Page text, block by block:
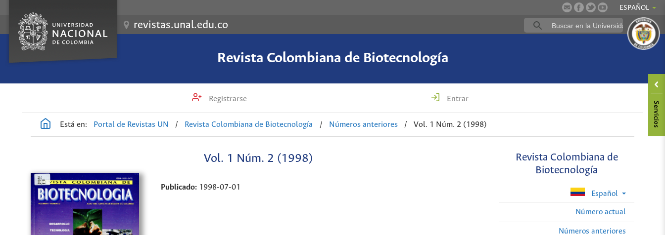
ESPAÑOL
revistas.unal.edu.co
Revista Colombiana de Biotecnología
Registrarse Entrar
Está en: Portal de Revistas UN / Revista Colombiana de Biotecnología / Números anteriores / Vol. 1 Núm. 2 (1998)
Revista Colombiana de
Biotecnología
Español
Número actual
Números anteriores
Vol. 1 Núm. 2 (1998)
Publicado: 1998-07-01